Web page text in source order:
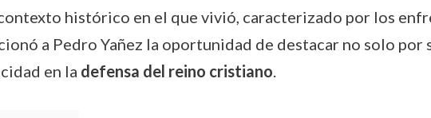
contexto histórico en el que vivió, caracterizado por los
a Pedro Yañez la oportunidad de destacar no solo por
en la defensa del reino cristiano.